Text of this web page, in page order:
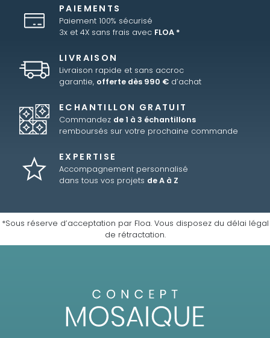
PAIEMENTS
Paiement 100% sécurisé
3x et 4X sans frais avec FLOA *
LIVRAISON
Livraison rapide et sans accroc
garantie, offerte dès 990 € d’achat
ECHANTILLON GRATUIT
Commandez de 1 à 3 échantillons
remboursés sur votre prochaine commande
EXPERTISE
Accompagnement personnalisé
dans tous vos projets de A à Z
*Sous réserve d’acceptation par Floa. Vous disposez du délai légal
de rétractation.